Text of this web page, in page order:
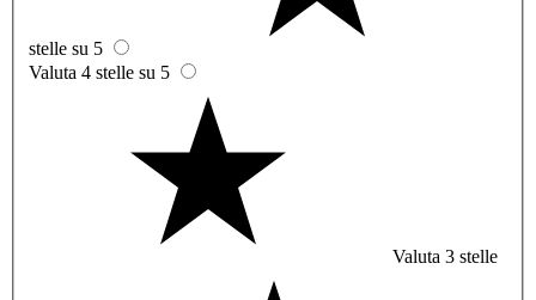
stelle su 5
Valuta 4 stelle su 5
Valuta 3 stelle